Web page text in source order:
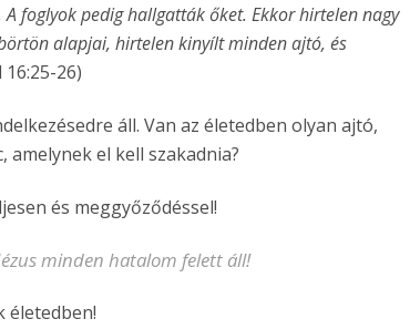
foglyok pedig hallgatták őket. Ekkor hirtelen nagy
alapjai, hirtelen kinyílt minden ajtó, és
26)
áll. Van az életedben olyan ajtó,
el kell szakadnia?
és meggyőződéssel!
minden hatalom felett áll!
életedben!